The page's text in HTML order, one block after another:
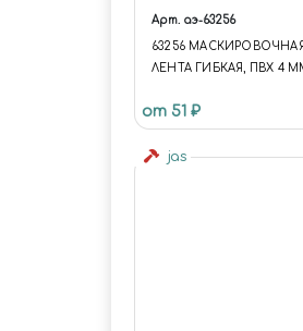
Арт. аэ-63256
63256 МАСКИРОВОЧНАЯ
ЛЕНТА ГИБКАЯ, ПВХ 4
от 51 ₽
jas